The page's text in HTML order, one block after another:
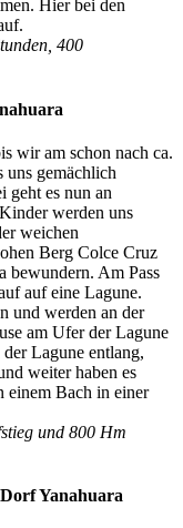
Hier bei den
400
wir am schon nach ca.
uns gemächlich
geht es nun an
werden uns
weichen
Berg Colce Cruz
bewundern. Am Pass
auf eine Lagune.
und werden an der
am Ufer der Lagune
Lagune entlang,
weiter haben es
einem Bach in einer
und 800 Hm
Yanahuara